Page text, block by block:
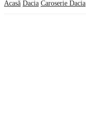
Acasă Dacia Caroserie Dacia